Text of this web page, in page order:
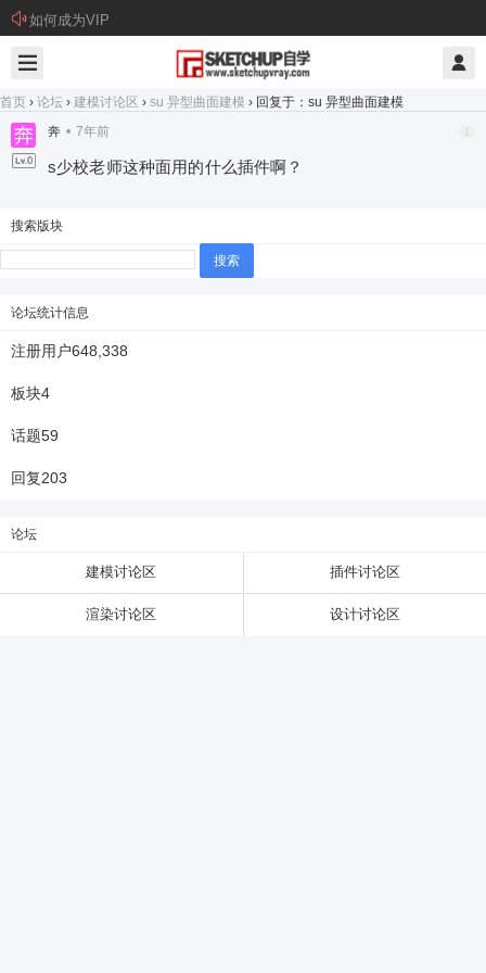
如何成为VIP
首页 › 论坛 › 建模讨论区 › su 异型曲面建模 › 回复于：su 异型曲面建模
奔 • 7年前 1
s少校老师这种面用的什么插件啊？
搜索版块
搜
索：
论坛统计信息
注册用户648,338
板块4
话题59
回复203
论坛
建模讨论区 插件讨论区
渲染讨论区 设计讨论区
您没有权限发布内容，请购买会员或者提升权
6位以上